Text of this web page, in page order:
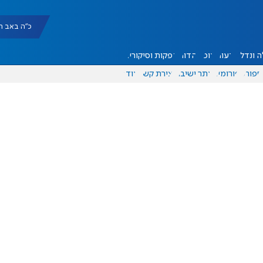
כ"ה באב תשפ"ו
ונדל"ן דעות אוכל יהדות הפקות וסיקורים
ספורט פורומים אתר ישיבה יצירת קשר עוד